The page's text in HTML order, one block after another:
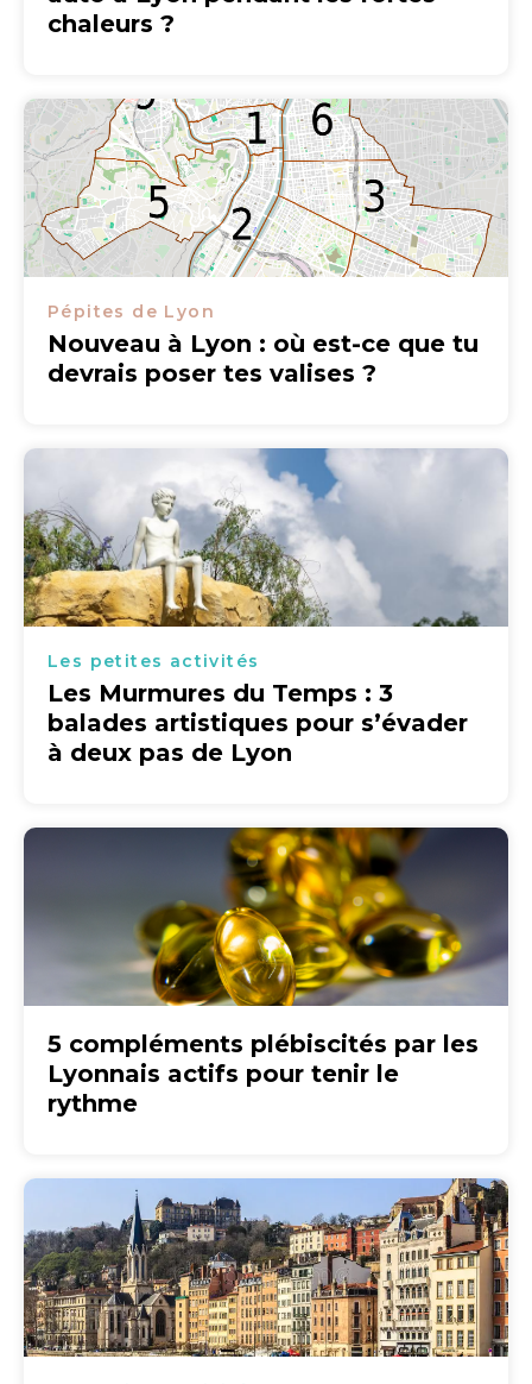
chaleurs ?
Pépites de Lyon
Nouveau à Lyon : où est-ce que tu
devrais poser tes valises ?
Les petites activités
Les Murmures du Temps : 3
balades artistiques pour s’évader
à deux pas de Lyon
5 compléments plébiscités par les
Lyonnais actifs pour tenir le
rythme